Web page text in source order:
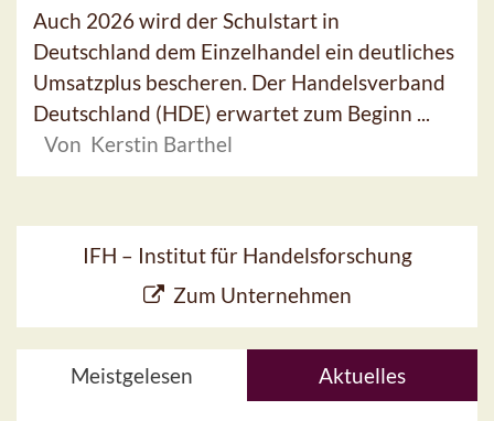
Auch 2026 wird der Schulstart in
Deutschland dem Einzelhandel ein deutliches
Umsatzplus bescheren. Der Handelsverband
Deutschland (HDE) erwartet zum Beginn ...
Von Kerstin Barthel
IFH – Institut für Handelsforschung
Zum Unternehmen
Meistgelesen Aktuelles